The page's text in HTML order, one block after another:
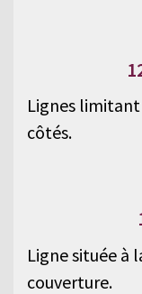
Lignes limitant
côtés.
Ligne située à
couverture.